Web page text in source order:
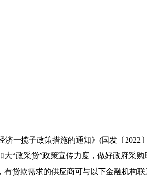
济一揽子政策措施的通知》(国发〔
“政采贷”政策宣传力度，做好政府采购
贷款需求的供应商可与以下金融机构联